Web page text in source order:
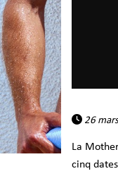
26
La
cinq